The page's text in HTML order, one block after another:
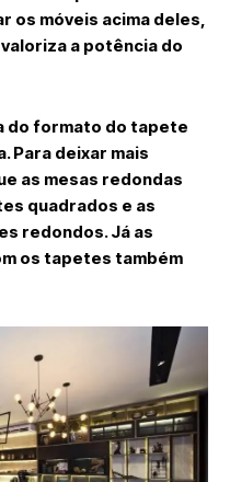
os móveis acima deles,
valoriza a potência do
do formato do tapete
Para deixar mais
as mesas redondas
quadrados e as
redondos. Já as
os tapetes também